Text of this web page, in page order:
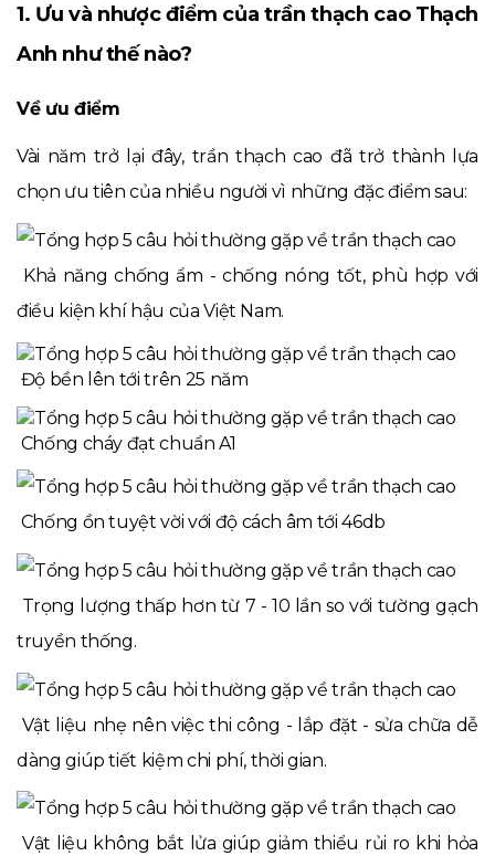
1. Ưu và nhược điểm của trần thạch cao Thạch
Anh như thế nào?
Về ưu điểm
Vài năm trở lại đây, trần thạch cao đã trở thành lựa
chọn ưu tiên của nhiều người vì những đặc điểm sau:
Khả năng chống ẩm - chống nóng tốt, phù hợp với
điều kiện khí hậu của Việt Nam.
Độ bền lên tới trên 25 năm
Chống cháy đạt chuẩn A1
Chống ồn tuyệt vời với độ cách âm tới 46db
Trọng lượng thấp hơn từ 7 - 10 lần so với tường gạch
truyền thống.
Vật liệu nhẹ nên việc thi công - lắp đặt - sửa chữa dễ
dàng giúp tiết kiệm chi phí, thời gian.
Vật liệu không bắt lửa giúp giảm thiểu rủi ro khi hỏa